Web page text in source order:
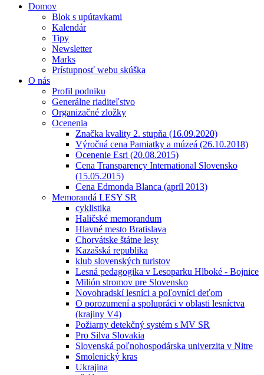
Domov
Blok s upútavkami
Kalendár
Tipy
Newsletter
Marks
Prístupnosť webu skúška
O nás
Profil podniku
Generálne riaditeľstvo
Organizačné zložky
Ocenenia
Značka kvality 2. stupňa (16.09.2020)
Výročná cena Pamiatky a múzeá (26.10.2018)
Ocenenie Esri (20.08.2015)
Cena Transparency International Slovensko
(15.05.2015)
Cena Edmonda Blanca (apríl 2013)
Memorandá LESY SR
cyklistika
Haličské memorandum
Hlavné mesto Bratislava
Chorvátske štátne lesy
Kazašská republika
klub slovenských turistov
Lesná pedagogika v Lesoparku Hlboké - Bojnice
Milión stromov pre Slovensko
Novohradskí lesníci a poľovníci deťom
O porozumení a spolupráci v oblasti lesníctva
(krajiny V4)
Požiarny detekčný systém s MV SR
Pro Silva Slovakia
Slovenská poľnohospodárska univerzita v Nitre
Smolenický kras
Ukrajina